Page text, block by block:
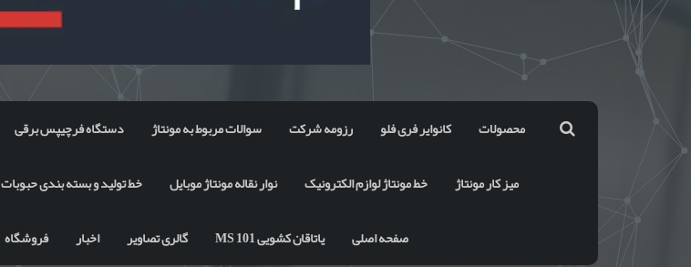
محصولات کانوایر فری فلو رزومه شرکت سوالات مربوط به مونتاژ دستگاه فرچیپس برقی
میز کار مونتاژ خط مونتاژ لوازم الکترونیک نوار نقاله مونتاژ موبایل خط تولید و بسته بندی حبوبات
صفحه اصلی یاتاقان کشویی MS 101 گالری تصاویر اخبار فروشگاه